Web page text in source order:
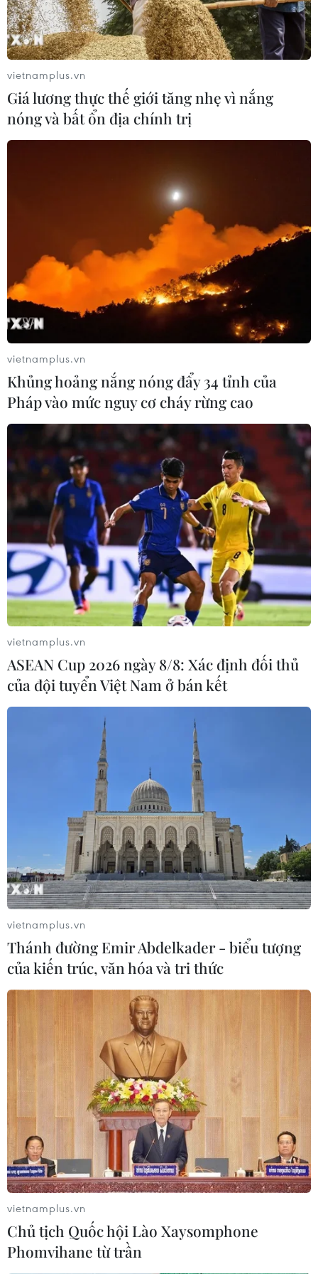
Tôn vinh nỗ lực kiến tạo hòa bình của
Chính phủ Colombia và FARC
Năm 2016 được coi là năm thành công với Chính phủ
Colombia và FARC khi thỏa thuận hòa bình được ký kết,
đánh dấu việc chấm dứt 52 năm nội chiến ở nước này.
vietnamplus.vn
Giá lương thực thế giới tăng nhẹ vì nắng
nóng và bất ổn địa chính trị
vietnamplus.vn
Khủng hoảng nắng nóng đẩy 34 tỉnh của
Pháp vào mức nguy cơ cháy rừng cao
vietnamplus.vn
ASEAN Cup 2026 ngày 8/8: Xác định đối thủ
của đội tuyển Việt Nam ở bán kết
vietnamplus.vn
Thánh đường Emir Abdelkader - biểu tượng
của kiến trúc, văn hóa và tri thức
vietnamplus.vn
Chủ tịch Quốc hội Lào Xaysomphone
Phomvihane từ trần